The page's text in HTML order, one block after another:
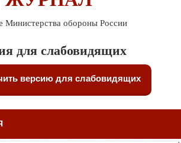
Министерства обороны России
для слабовидящих
версию для слабовидящих